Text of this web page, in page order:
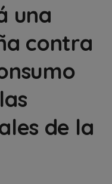
una
contra
de la